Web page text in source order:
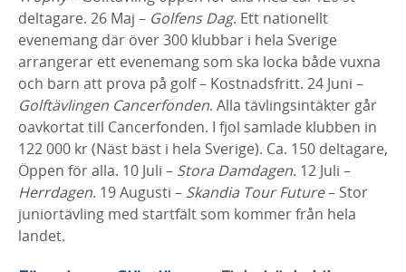
deltagare. 26 Maj – Golfens Dag. Ett nationellt
evenemang där över 300 klubbar i hela Sverige
arrangerar ett evenemang som ska locka både vuxna
och barn att prova på golf – Kostnadsfritt. 24 Juni –
Golftävlingen Cancerfonden. Alla tävlingsintäkter går
oavkortat till Cancerfonden. I fjol samlade klubben in
122 000 kr (Näst bäst i hela Sverige). Ca. 150 deltagare,
Öppen för alla. 10 Juli – Stora Damdagen. 12 Juli –
Herrdagen. 19 Augusti – Skandia Tour Future– Stor
juniortävling med startfält som kommer från hela
landet.